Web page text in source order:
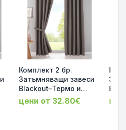
Комплект 2 бр.
Затъмняващи завеси
Blackout–Термо и
Шумоизолиращи, Цвят
Таупе, височина
цени от 32.80€